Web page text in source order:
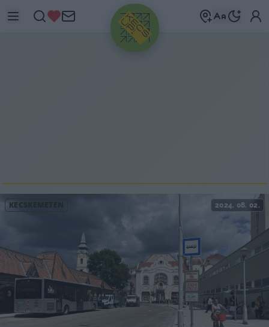
HIRDETÉS
KECSKEMÉTEN 2024. 08. 02.